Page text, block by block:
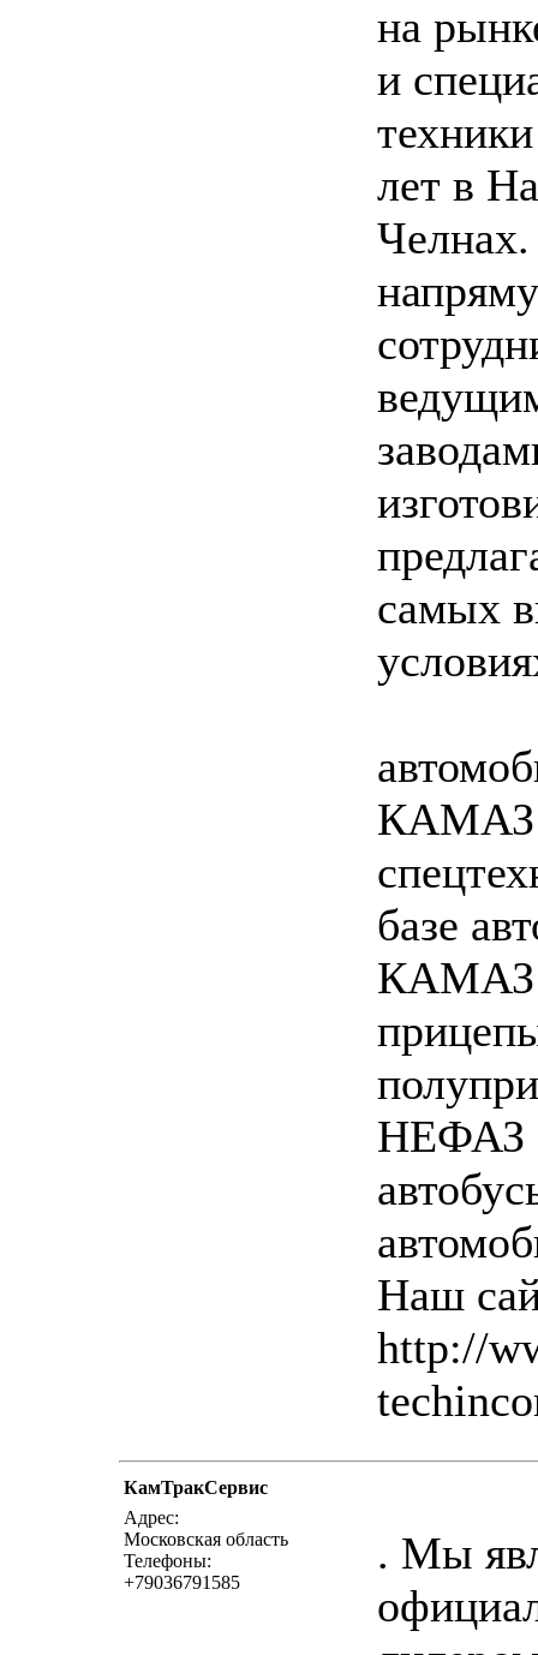
на
и
лет в
самых
КАМАЗ
базе
КАМАЗ
НЕФАЗ
Наш
http://
КамТракСервис
Адрес:
Московская область
Телефоны:
+79036791585
. Мы